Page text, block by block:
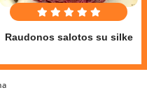
Raudonos salotos su silke